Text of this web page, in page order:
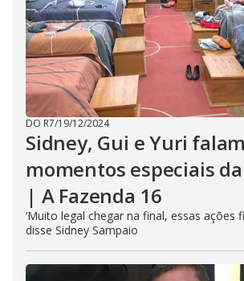
DO R7/19/12/2024
Sidney, Gui e Yuri
momentos especiais
| A Fazenda 16
‘Muito legal chegar na final, essas ações
disse Sidney Sampaio